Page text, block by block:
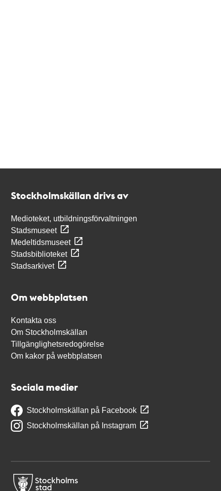
Stockholmskällan drivs av
Medioteket, utbildningsförvaltningen
Stadsmuseet
Medeltidsmuseet
Stadsbiblioteket
Stadsarkivet
Om webbplatsen
Kontakta oss
Om Stockholmskällan
Tillgänglighetsredogörelse
Om kakor på webbplatsen
Sociala medier
Stockholmskällan på Facebook
Stockholmskällan på Instagram